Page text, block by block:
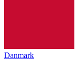
Danmark